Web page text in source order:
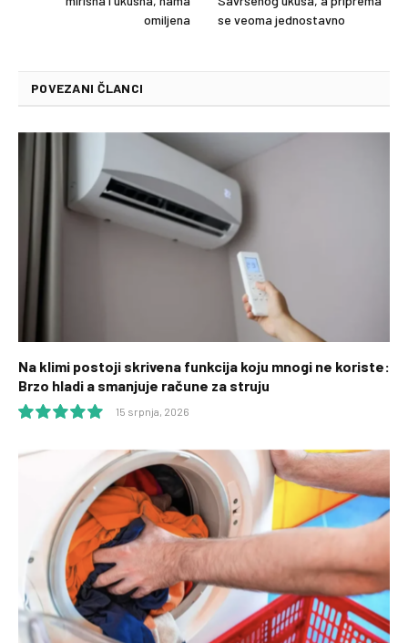
omiljena
se veoma jednostavno
POVEZANI ČLANCI
Na klimi postoji skrivena funkcija koju mnogi ne koriste:
Brzo hladi a smanjuje račune za struju
10.0
15 srpnja, 2026